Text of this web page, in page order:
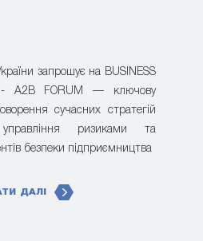
запрошує на BUSINESS
- A2B FORUM — ключову
сучасних стратегій
управління ризиками та
безпеки підприємництва
ДАЛІ